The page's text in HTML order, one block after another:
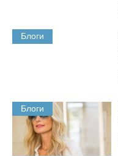
Блоги
Блоги